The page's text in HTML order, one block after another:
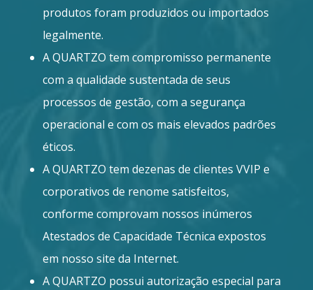
produtos foram produzidos ou importados
legalmente.
A QUARTZO tem compromisso permanente
com a qualidade sustentada de seus
processos de gestão, com a segurança
operacional e com os mais elevados padrões
éticos.
A QUARTZO tem dezenas de clientes VVIP e
corporativos de renome satisfeitos,
conforme comprovam nossos inúmeros
Atestados de Capacidade Técnica expostos
em nosso site da Internet.
A QUARTZO possui autorização especial para